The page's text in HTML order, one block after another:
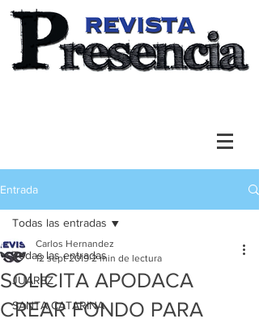
Entrada
Todas las entradas
JUAREZ
SANTA CATARINA
Todas las entradas
SOLICITA APODACA
CREAR FONDO PARA
Carlos Hernandez
12 sept 2019 2 min de lectura